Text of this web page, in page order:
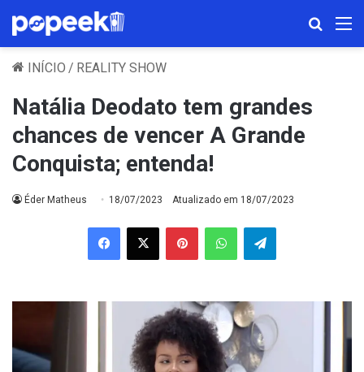
INÍCIO / REALITY SHOW
Natália Deodato tem grandes
chances de vencer A Grande
Conquista; entenda!
Éder Matheus 18/07/2023 Atualizado em 18/07/2023
Facebook
X PinterestWhatsAppTelegram